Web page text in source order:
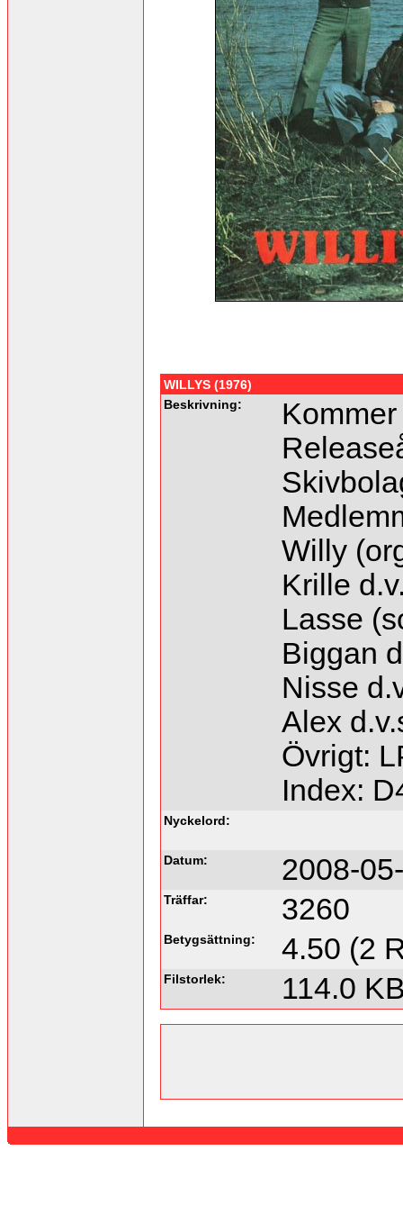
WILLYS (1976)
Beskrivning:
Willy
Krille
Lasse
Biggan
Nisse
Alex
Övrigt:
Index:
Nyckelord:
Datum: 2008-
Träffar: 3260
Betygsättning: 4.50 (2
Filstorlek: 114.0